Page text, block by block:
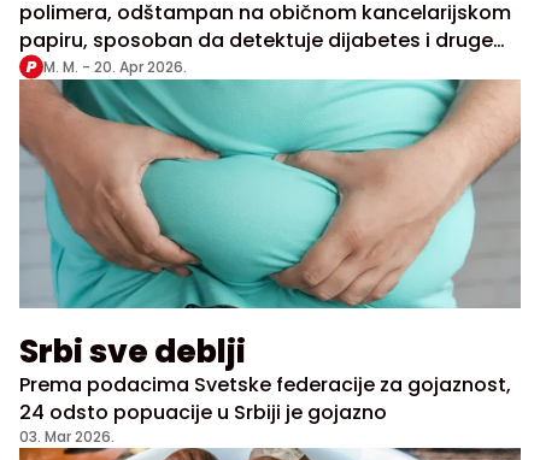
polimera, odštampan na običnom kancelarijskom
papiru, sposoban da detektuje dijabetes i druge
bolesti u realnom vremenu koristeći izdahnuti
vazduh
M. M. - 20. Apr 2026.
Srbi sve deblji
Prema podacima Svetske federacije za gojaznost,
24 odsto popuacije u Srbiji je gojazno
03. Mar 2026.